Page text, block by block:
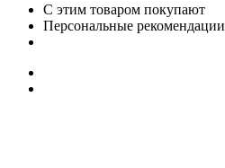
С этим товаром покупают
Персональные рекомендации